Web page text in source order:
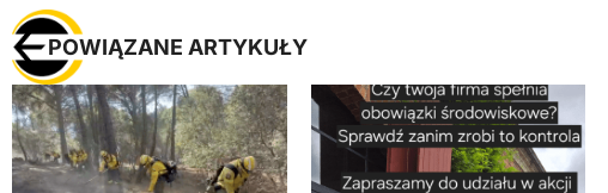
POWIĄZANE ARTYKUŁY